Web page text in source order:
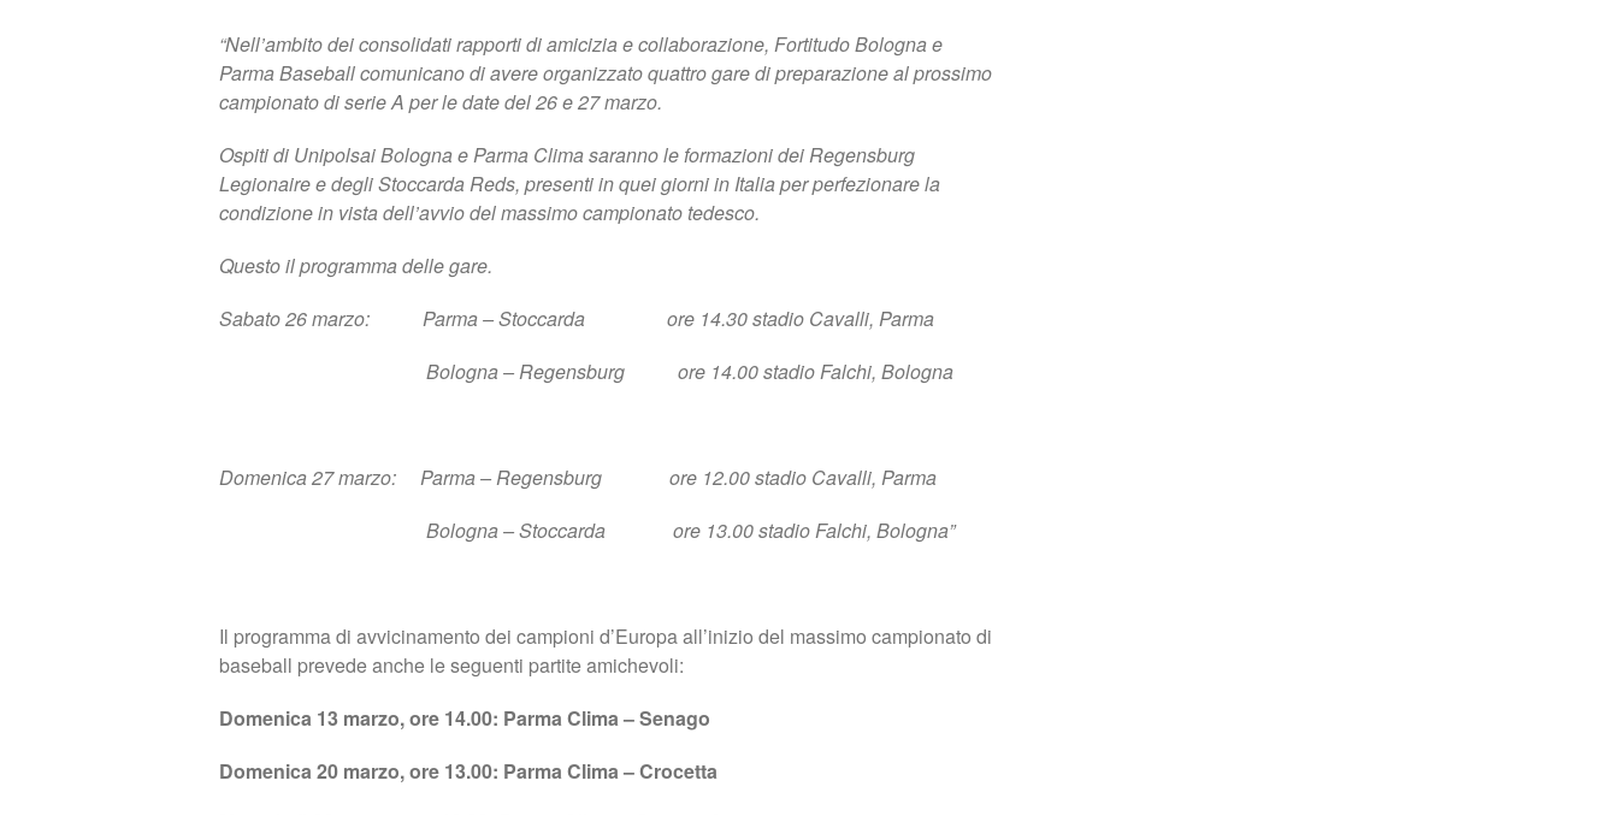
“Nell’ambito dei consolidati rapporti di amicizia e collaborazione, Fortitudo Bologna e
Parma Baseball comunicano di avere organizzato quattro gare di preparazione al prossimo
campionato di serie A per le date del 26 e 27 marzo.
Ospiti di Unipolsai Bologna e Parma Clima saranno le formazioni dei Regensburg
Legionaire e degli Stoccarda Reds, presenti in quei giorni in Italia per perfezionare la
condizione in vista dell’avvio del massimo campionato tedesco.
Questo il programma delle gare.
Sabato 26 marzo: Parma – Stoccarda ore 14.30 stadio Cavalli, Parma
Bologna – Regensburg ore 14.00 stadio Falchi, Bologna
Domenica 27 marzo: Parma – Regensburg ore 12.00 stadio Cavalli, Parma
Bologna – Stoccarda ore 13.00 stadio Falchi, Bologna”
Il programma di avvicinamento dei campioni d’Europa all’inizio del massimo campionato di
baseball prevede anche le seguenti partite amichevoli:
Domenica 13 marzo, ore 14.00: Parma Clima – Senago
Domenica 20 marzo, ore 13.00: Parma Clima – Crocetta